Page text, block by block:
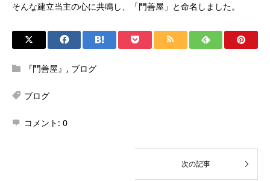
そんな建立当主の心に共鳴し、「門善屋」と命名しました。
『門善屋』 , ブログ
ブログ
コメント: 0